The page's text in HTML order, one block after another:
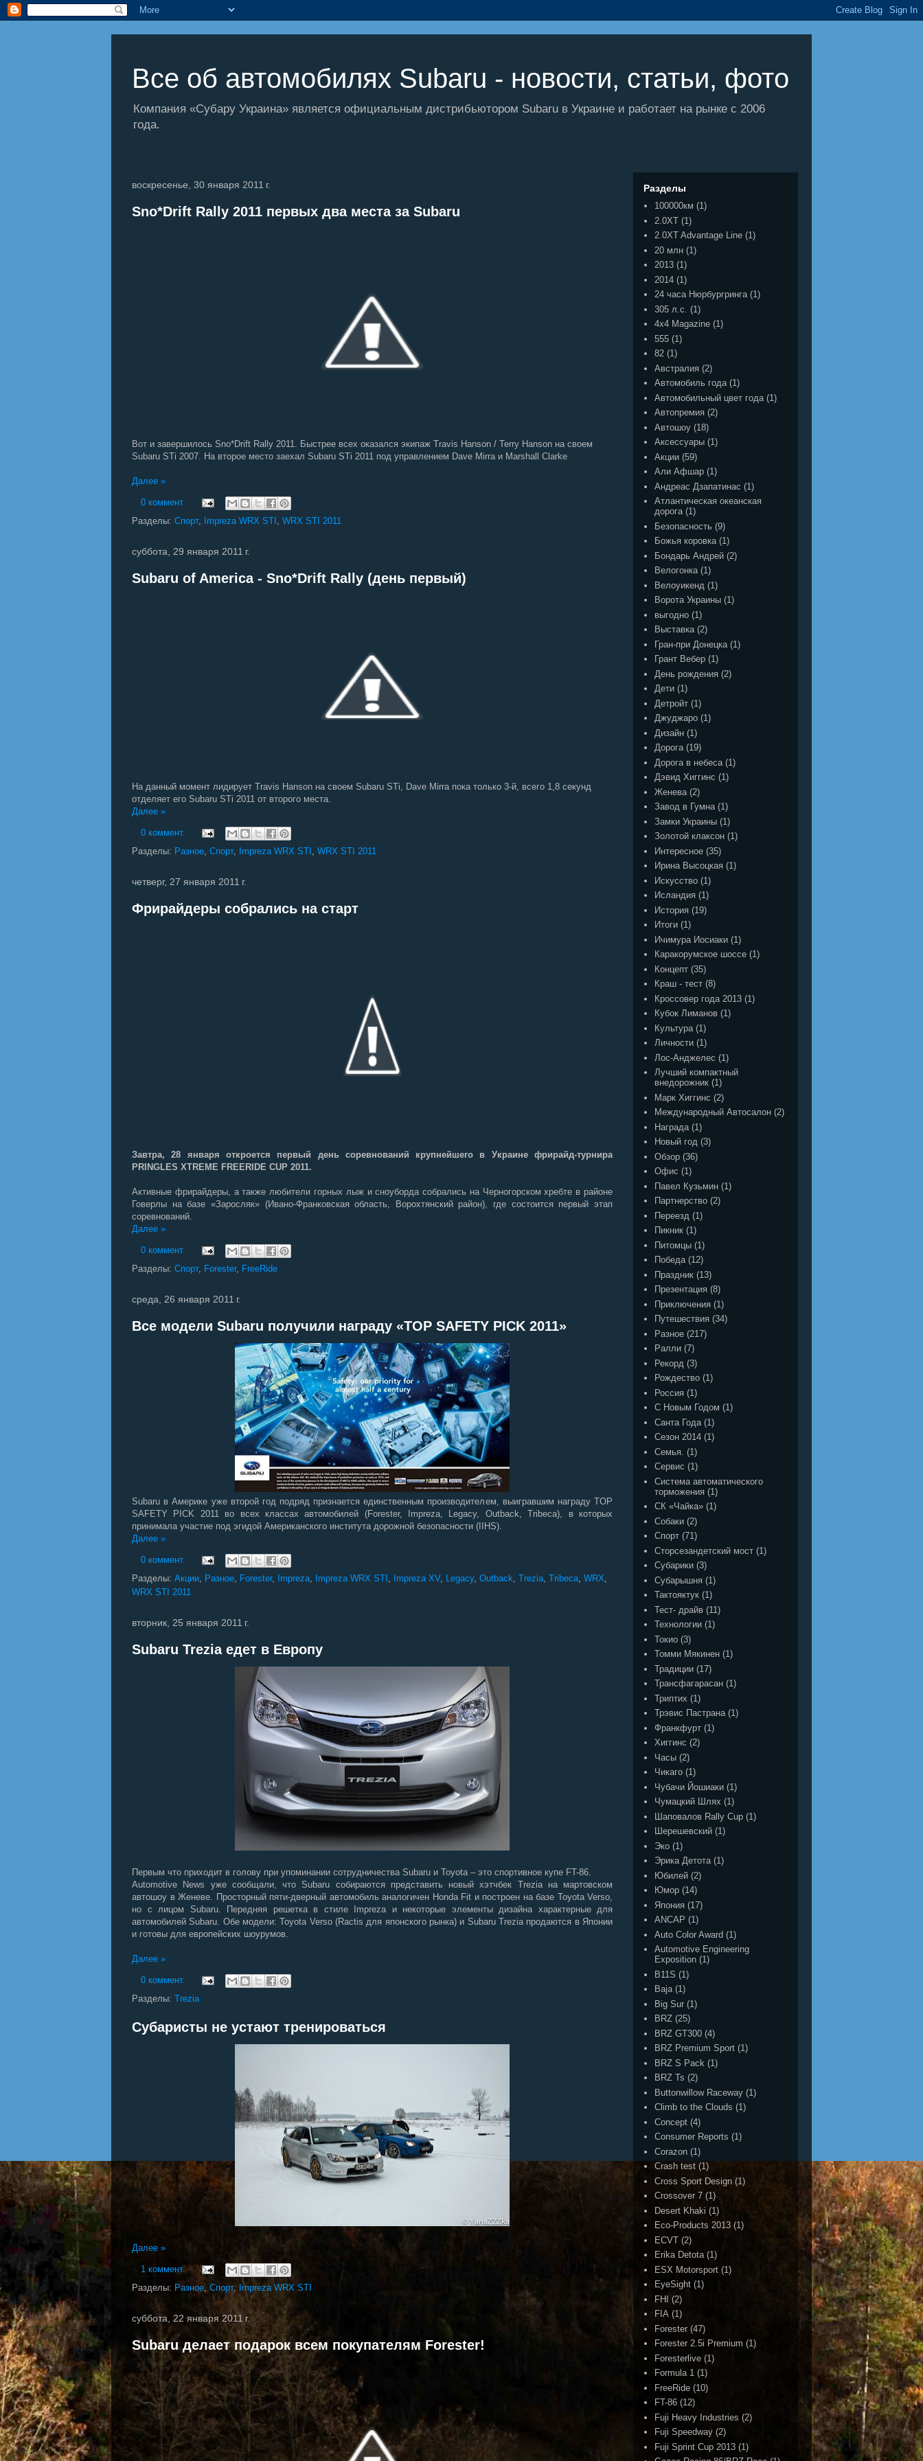
Все об автомобилях Subaru - новости, статьи, фото
Компания «Субару Украина» является официальным дистрибьютором Subaru в Украине и работает на рынке с 2006
года.
воскресенье, 30 января 2011 г.
Sno*Drift Rally 2011 первых два места за Subaru
Вот и завершилось Sno*Drift Rally 2011. Быстрее всех оказался экипаж Travis Hanson / Terry Hanson на своем
Subaru STi 2007. На второе место заехал Subaru STi 2011 под управлением Dave Mirra и Marshall Clarke
Далее »
0 коммент.
Разделы: Спорт, Impreza WRX STI , WRX STI 2011
суббота, 29 января 2011 г.
Subaru of America - Sno*Drift Rally (день первый)
На данный момент лидирует Travis Hanson на своем Subaru STi, Dave Mirra пока только 3-й, всего 1,8 секунд
отделяет его Subaru STi 2011 от второго места.
Далее »
0 коммент.
Разделы: Разное, Спорт, Impreza WRX STI , WRX STI 2011
четверг, 27 января 2011 г.
Фрирайдеры собрались на старт
Завтра, 28 января откроется первый день соревнований крупнейшего в Украине фрирайд-турнира
PRINGLES XTREME FREERIDE CUP 2011.
Активные фрирайдеры, а также любители горных лыж и сноуборда собрались на Черногорском хребте в районе
Говерлы на базе «Заросляк» (Ивано-Франковская область, Ворохтянский район), где состоится первый этап
соревнований.
Далее »
0 коммент.
Разделы: Спорт, Forester, FreeRide
среда, 26 января 2011 г.
Все модели Subaru получили награду «TOP SAFETY PICK 2011»
Subaru в Америке уже второй год подряд признается единственным производителем, выигравшим награду TOP
SAFETY PICK 2011 во всех классах автомобилей (Forester, Impreza, Legacy, Outback, Tribeca), в которых
принимала участие под эгидой Американского института дорожной безопасности (IIHS).
Далее »
0 коммент.
Разделы: Акции, Разное, Forester, Impreza, Impreza WRX STI , Impreza XV, Legacy, Outback, Trezia, Tribeca, WRX,
WRX STI 2011
вторник, 25 января 2011 г.
Subaru Trezia едет в Европу
Первым что приходит в голову при упоминании сотрудничества Subaru и Toyota – это спортивное купе FT-86.
Automotive News уже сообщали, что Subaru собираются представить новый хэтчбек Trezia на мартовском
автошоу в Женеве. Просторный пяти-дверный автомобиль аналогичен Honda Fit и построен на базе Toyota Verso,
но с лицом Subaru. Передняя решетка в стиле Impreza и некоторые элементы дизайна характерные для
автомобилей Subaru. Обе модели: Toyota Verso (Ractis для японского рынка) и Subaru Trezia продаются в Японии
и готовы для европейских шоурумов.
Далее »
0 коммент.
Разделы: Trezia
Субаристы не устают тренироваться
Далее »
1 коммент.
Разделы: Разное, Спорт, Impreza WRX STI
суббота, 22 января 2011 г.
Subaru делает подарок всем покупателям Forester!
Разделы
100000км (1)
2.0XT (1)
2.0XT Advantage Line (1)
20 млн (1)
2013 (1)
2014 (1)
24 часа Нюрбургринга (1)
305 л.с.
(1)
4x4 Magazine (1)
555 (1)
82 (1)
Австралия (2)
Автомобиль года (1)
Автомобильный цвет года (1)
Автопремия (2)
Автошоу (18)
Аксессуары (1)
Акции (59)
Али Афшар (1)
Андреас Дзапатинас (1)
Атлантическая океанская
дорога (1)
Безопасность (9)
Божья коровка (1)
Бондарь Андрей (2)
Велогонка (1)
Велоуикенд (1)
Ворота Украины (1)
выгодно (1)
Выставка (2)
Гран-при Донецка (1)
Грант Вебер (1)
День рождения (2)
Дети (1)
Детройт (1)
Джуджаро (1)
Дизайн (1)
Дорога (19)
Дорога в небеса (1)
Дэвид Хиггинс (1)
Женева (2)
Завод в Гумна (1)
Замки Украины (1)
Золотой клаксон (1)
Интересное (35)
Ирина Высоцкая (1)
Искусство (1)
Исландия (1)
История (19)
Итоги (1)
Ичимура Иосиаки (1)
Каракорумское шоссе (1)
Концепт (35)
Краш - тест (8)
Кроссовер года 2013 (1)
Кубок Лиманов (1)
Культура (1)
Личности (1)
Лос-Анджелес (1)
Лучший компактный
внедорожник (1)
Марк Хиггинс (2)
Международный Автосалон (2)
Награда (1)
Новый год (3)
Обзор (36)
Офис (1)
Павел Кузьмин (1)
Партнерство (2)
Переезд (1)
Пикник (1)
Питомцы (1)
Победа (12)
Праздник (13)
Презентация (8)
Приключения (1)
Путешествия (34)
Разное (217)
Ралли (7)
Рекорд (3)
Рождество (1)
Россия (1)
С Новым Годом (1)
Санта Года (1)
Сезон 2014 (1)
Семья. (1)
Сервис (1)
Система автоматического
торможения (1)
СК «Чайка» (1)
Собаки (2)
Спорт (71)
Сторсезандетский мост (1)
Субарики (3)
Субарышня (1)
Тактояктук (1)
Тест- драйв (11)
Технологии (1)
Токио (3)
Томми Мякинен (1)
Традиции (17)
Трансфагарасан (1)
Триптих (1)
Трэвис Пастрана (1)
Франкфурт (1)
Хиггинс (2)
Часы (2)
Чикаго (1)
Чубачи Йошиаки (1)
Чумацкий Шлях (1)
Шаповалов Rally Cup (1)
Шерешевский (1)
Эко (1)
Эрика Детота (1)
Юбилей (2)
Юмор (14)
Япония (17)
ANCAP (1)
Auto Color Award (1)
Automotive Engineering
Exposition (1)
B11S (1)
Baja (1)
Big Sur (1)
BRZ (25)
BRZ GT300 (4)
BRZ Premium Sport (1)
BRZ S Pack (1)
BRZ Ts (2)
Buttonwillow Raceway (1)
Climb to the Clouds (1)
Concept (4)
Consumer Reports (1)
Corazon (1)
Crash test (1)
Cross Sport Design (1)
Crossover 7 (1)
Desert Khaki (1)
Eco-Products 2013 (1)
ECVT (2)
Erika Detota (1)
ESX Motorsport (1)
EyeSight (1)
FHI
(2)
FIA (1)
Forester (47)
Forester 2.5i Premium (1)
Foresterlive (1)
Formula 1 (1)
FreeRide (10)
FT-86 (12)
Fuji Heavy Industries (2)
Fuji Speedway (2)
Fuji Sprint Cup 2013 (1)